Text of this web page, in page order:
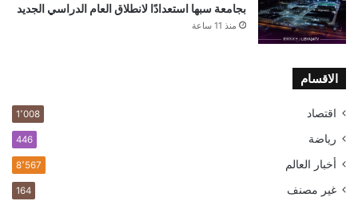
بجامعة سبها استعدادًا لانطلاق العام الدراسي الجديد
منذ 11 ساعة
الاقسام
اقتصاد 1٬008
رياضة 446
أخبار العالم 8٬567
غير مصنف 164